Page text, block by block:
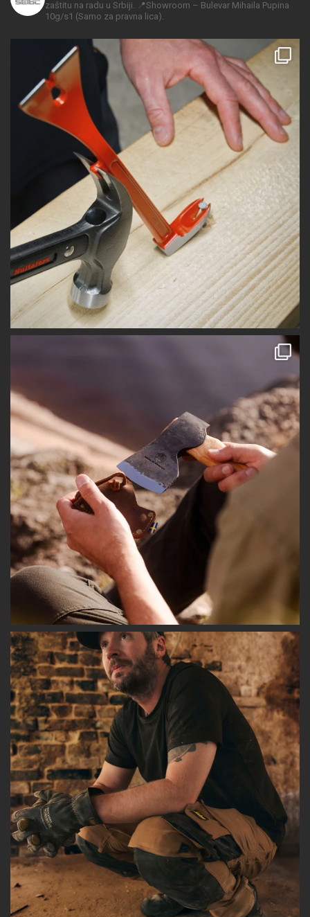
zaštitu na radu u Srbiji.
📍Showroom – Bulevar Mihaila Pupina
10g/s1 (Samo za pravna lica).